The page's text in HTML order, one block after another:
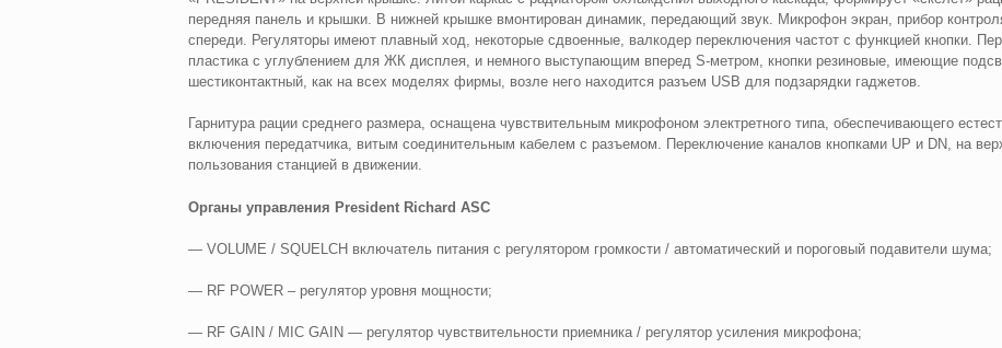
передняя панель и крышки. В нижней крышке вмонтирован динамик, передающий звук. Микрофон экран, прибор
спереди. Регуляторы имеют плавный ход, некоторые сдвоенные, валкодер переключения частот с функцией кнопки.
пластика с углублением для ЖК дисплея, и немного выступающим вперед S-метром, кнопки резиновые, имеющие
шестиконтактный, как на всех моделях фирмы, возле него находится разъем USB для подзарядки гаджетов.
Гарнитура рации среднего размера, оснащена чувствительным микрофоном электретного типа, обеспечивающего
включения передатчика, витым соединительным кабелем с разъемом. Переключение каналов кнопками UP и DN, на
пользования станцией в движении.
Органы управления President Richard ASC
— VOLUME / SQUELCH включатель питания с регулятором громкости / автоматический и пороговый подавители шума;
— RF POWER – регулятор уровня мощности;
— RF GAIN / MIC GAIN — регулятор чувствительности приемника / регулятор усиления микрофона;